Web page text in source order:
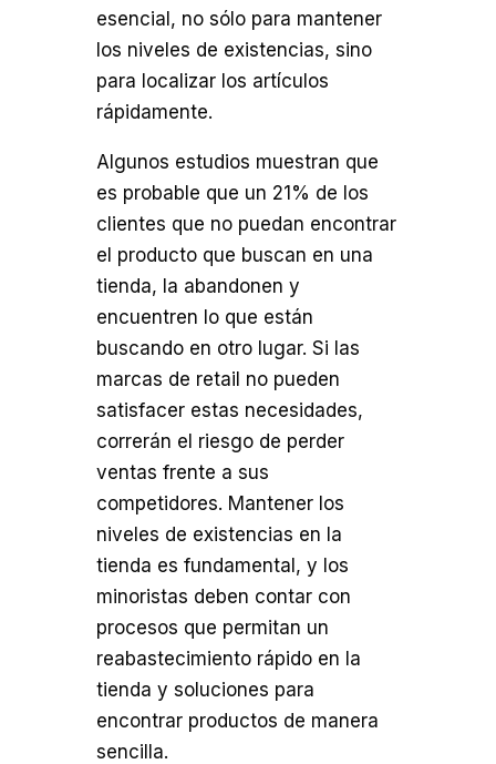
esencial, no sólo para mantener
los niveles de existencias, sino
para localizar los artículos
rápidamente.
Algunos estudios muestran que
es probable que un 21% de los
clientes que no puedan encontrar
el producto que buscan en una
tienda, la abandonen y
encuentren lo que están
buscando en otro lugar. Si las
marcas de retail no pueden
satisfacer estas necesidades,
correrán el riesgo de perder
ventas frente a sus
competidores. Mantener los
niveles de existencias en la
tienda es fundamental, y los
minoristas deben contar con
procesos que permitan un
reabastecimiento rápido en la
tienda y soluciones para
encontrar productos de manera
sencilla.